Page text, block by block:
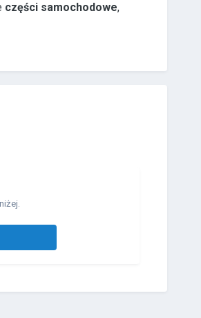
części samochodowe,